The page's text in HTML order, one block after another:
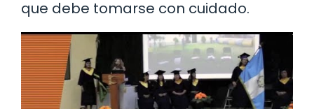
que debe tomarse con cuidado.